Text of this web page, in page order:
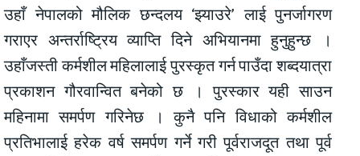
उहाँ नेपालको मौलिक छन्दलय ‘झ्याउरे’ लाई पुनर्जागरण
गराएर अन्तर्राष्ट्रिय व्याप्ति दिने अभियानमा हुनुहुन्छ ।
उहाँजस्ती कर्मशील महिलालाई पुरस्कृत गर्न पाउँदा शब्दयात्रा
प्रकाशन गौरवान्वित बनेको छ । पुरस्कार यही साउन
महिनामा समर्पण गरिनेछ । कुनै पनि विधाको कर्मशील
प्रतिभालाई हरेक वर्ष समर्पण गर्ने गरी पूर्वराजदूत तथा पूर्व